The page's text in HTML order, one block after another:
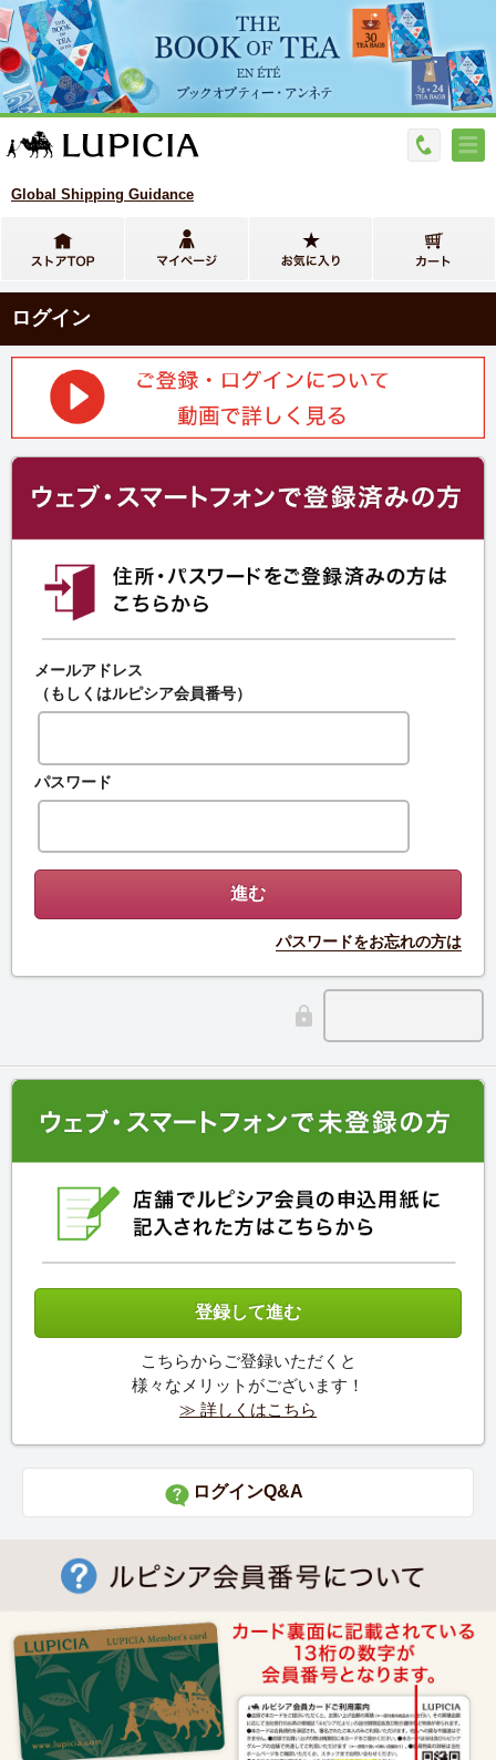
Global Shipping Guidance
ログイン
メールアドレス
（もしくはルピシア会員番号）
パスワード
パスワードをお忘れの方は
こちらからご登録いただくと
様々なメリットがございます！
≫ 詳しくはこちら